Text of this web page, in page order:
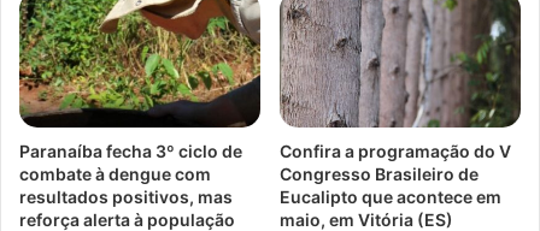
Paranaíba fecha 3º ciclo de
combate à dengue com
resultados positivos, mas
reforça alerta à população
Confira a programação do V
Congresso Brasileiro de
Eucalipto que acontece em
maio, em Vitória (ES)